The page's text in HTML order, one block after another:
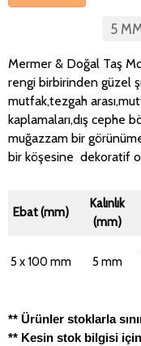
5
Mermer & Doğal Taş
rengi birbirinden güzel
mutfak,tezgah
kaplamaları,dış cephe
muğazzam bir
bir köşesine dekoratif
Ebat (mm)
Kalınlık
(mm)
5 x 100 mm 5 mm
** Ürünler stoklarla
** Kesin stok bilgisi